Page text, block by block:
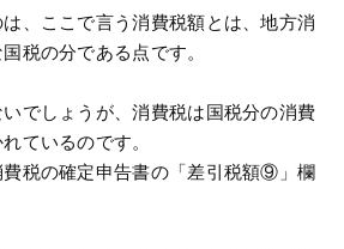
、ここで言う消費税額とは、地方消
税の分である点です。
でしょうが、消費税は国税分の消費
ているのです。
税の確定申告書の「差引税額⑨」欄